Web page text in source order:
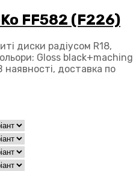
FF582 (F226)
диски радіусом R18,
Gloss black+maching
доставка по